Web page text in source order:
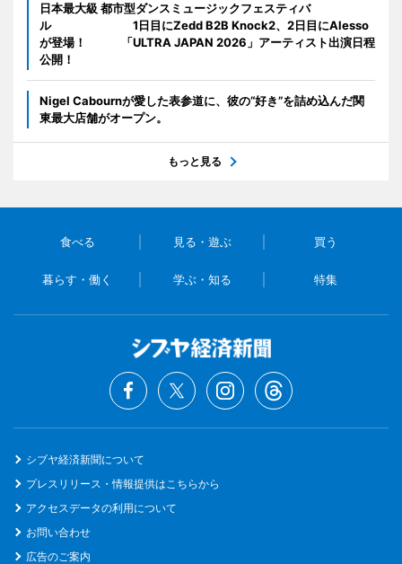
日本最大級 都市型ダンスミュージックフェスティバ
ル 1日目にZedd B2B Knock2、2日目にAlesso
が登場！ 「ULTRA JAPAN 2026」アーティスト出演日程
公開！
Nigel Cabournが愛した表参道に、彼の“好き”を詰め込んだ関
東最大店舗がオープン。
もっと見る
食べる 見る・遊ぶ 買う
暮らす・働く 学ぶ・知る 特集
シブヤ経済新聞について
プレスリリース・情報提供はこちらから
アクセスデータの利用について
お問い合わせ
広告のご案内